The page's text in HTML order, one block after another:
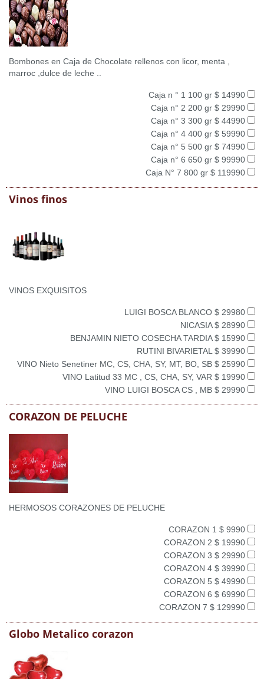
Bombones en Caja de Chocolate rellenos con licor, menta ,
marroc ,dulce de leche ..
Caja n ° 1 100 gr $ 14990
Caja n° 2 200 gr $ 29990
Caja n° 3 300 gr $ 44990
Caja n° 4 400 gr $ 59990
Caja n° 5 500 gr $ 74990
Caja n° 6 650 gr $ 99990
Caja N° 7 800 gr $ 119990
Vinos finos
VINOS EXQUISITOS
LUIGI BOSCA BLANCO $ 29980
NICASIA $ 28990
BENJAMIN NIETO COSECHA TARDIA $ 15990
RUTINI BIVARIETAL $ 39990
VINO Nieto Senetiner MC, CS, CHA, SY, MT, BO, SB $ 25990
VINO Latitud 33 MC , CS, CHA, SY, VAR $ 19990
VINO LUIGI BOSCA CS , MB $ 29990
CORAZON DE PELUCHE
HERMOSOS CORAZONES DE PELUCHE
CORAZON 1 $ 9990
CORAZON 2 $ 19990
CORAZON 3 $ 29990
CORAZON 4 $ 39990
CORAZON 5 $ 49990
CORAZON 6 $ 69990
CORAZON 7 $ 129990
Globo Metalico corazon